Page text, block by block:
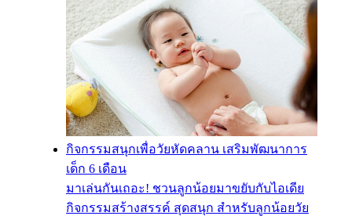
กิจกรรมสนุกเพื่อวัยหัดคลาน เสริมพัฒนาการ
เด็ก 6 เดือน
มาเล่นกันเถอะ! ชวนลูกน้อยมาขยับกับไอเดีย
กิจกรรมสร้างสรรค์ สุดสนุก สำหรับลูกน้อยวัย